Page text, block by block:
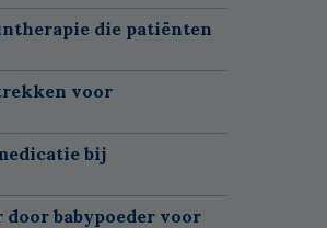
die patiënten
voor
bij
babypoeder voor